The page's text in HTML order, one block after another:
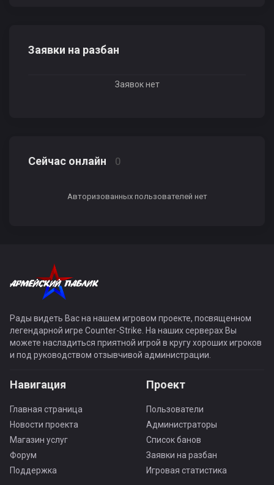
Заявки на разбан
Заявок нет
Сейчас онлайн 0
Авторизованных пользователей нет
Рады видеть Вас на нашем игровом проекте, посвященном
легендарной игре Counter-Strike. На наших серверах Вы
можете насладиться приятной игрой в кругу хороших игроков
и под руководством отзывчивой администрации.
Навигация
Главная страница
Новости проекта
Магазин услуг
Форум
Поддержка
Проект
Пользователи
Администраторы
Список банов
Заявки на разбан
Игровая статистика